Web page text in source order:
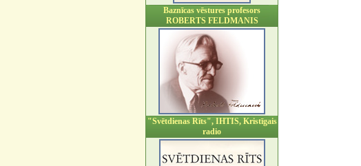
Baznīcas vēstures profesors
ROBERTS FELDMANIS
"Svētdienas Rīts", IHTIS, Kristīgais
radio